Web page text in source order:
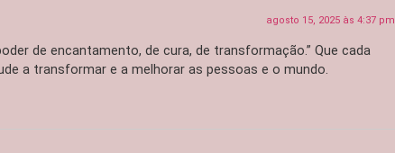
agosto 15, 2025 às 4:37 pm
de encantamento, de cura, de transformação.” Que cada
a transformar e a melhorar as pessoas e o mundo.